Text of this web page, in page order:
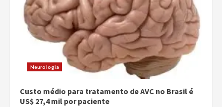
Neurologia
Custo médio para tratamento de AVC no Brasil é
US$ 27,4 mil por paciente